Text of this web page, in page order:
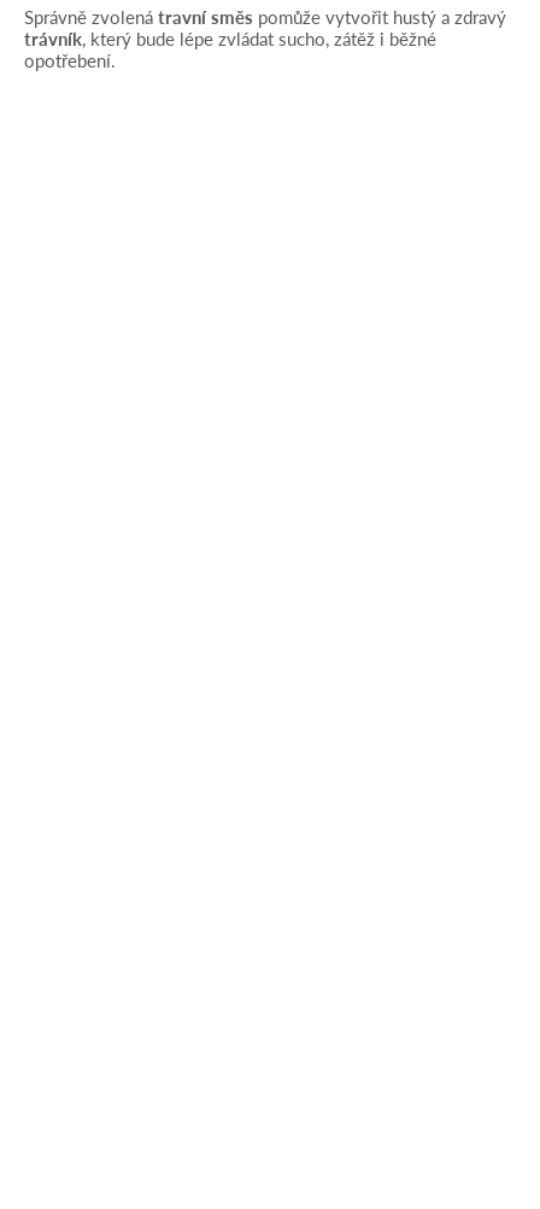
Správně zvolenátravní směs pomůže vytvořit hustý a zdravý
trávník, který bude lépe zvládat sucho, zátěž i běžné
opotřebení.